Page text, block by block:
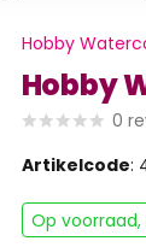
Hobby
Hobby
0
Artikelcode:
Op